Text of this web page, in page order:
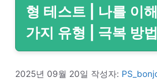
형 테스트 | 나를 이
가지 유형 | 극복 방
2025년 09월 20일 작성자: